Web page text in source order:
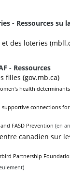
- Ressources su
et des loteries
- Ressources
filles (gov.mb.ca)
health
connections
FASD Prevention (en
canadien sur
Partnership